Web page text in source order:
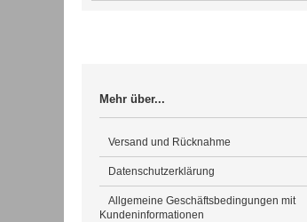
Mehr über...
Versand und Rücknahme
Datenschutzerklärung
Allgemeine Geschäftsbedingungen mit
Kundeninformationen